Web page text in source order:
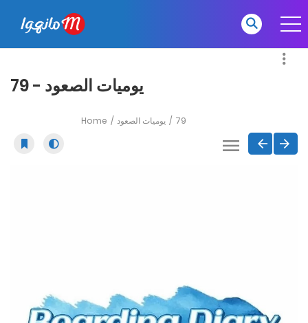
يوميات الصعود - 79
Home يوميات الصعود 79